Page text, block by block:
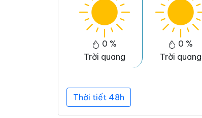
0 %
Trời quang
0 %
Trời quang
Thời tiết 48h